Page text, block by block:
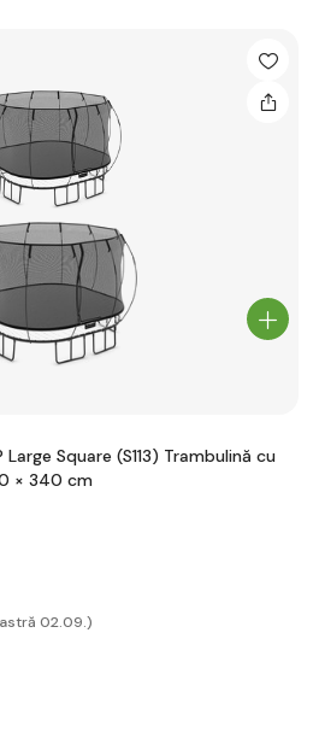
Square (S113) Trambulină cu
× 340 cm
02.09.)